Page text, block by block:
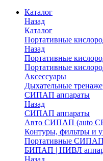
Каталог
Назад
Каталог
Портативные
Назад
Портативные
Портативные
Аксессуары
Дыхательные
СИПАП аппараты
Назад
СИПАП аппараты
Aвто СИПАП (auto
Контуры, фильтры и
Портативные СИПАП
БИПАП | НИВЛ
Назад